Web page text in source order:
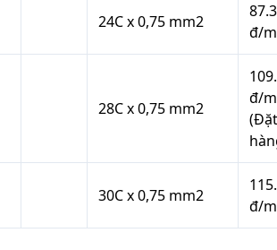
24C x 0,75 mm2
đ/m
28C x 0,75 mm2
đ/m
(Đặt
30C x 0,75 mm2
đ/m